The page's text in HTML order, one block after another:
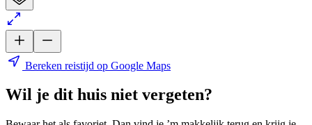
Bereken reistijd op Google Maps
Wil je dit huis niet vergeten?